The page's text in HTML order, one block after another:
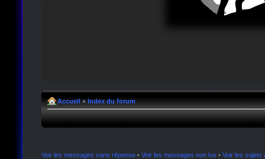
Accueil » Index du forum
Voir les messages sans réponse • Voir les messages non lus • Voir les sujets